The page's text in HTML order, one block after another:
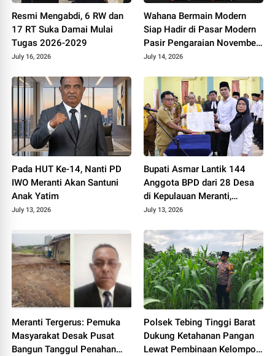
Resmi Mengabdi, 6 RW dan
17 RT Suka Damai Mulai
Tugas 2026-2029
July 16, 2026
Wahana Bermain Modern
Siap Hadir di Pasar Modern
Pasir Pengaraian November
2026
July 14, 2026
Pada HUT Ke-14, Nanti PD
IWO Meranti Akan Santuni
Anak Yatim
July 13, 2026
Bupati Asmar Lantik 144
Anggota BPD dari 28 Desa
di Kepulauan Meranti,
Tekankan Integritas dan
July 13, 2026
Meranti Tergerus: Pemuka
Masyarakat Desak Pusat
Bangun Tanggul Penahan
Polsek Tebing Tinggi Barat
Dukung Ketahanan Pangan
Lewat Pembinaan Kelompok